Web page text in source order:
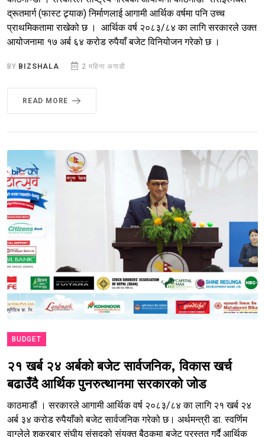
द्रूतमार्ग (फास्ट ट्र्याक) निर्माणलाई आगामी आर्थिक वर्षमा पनि उच्च
प्राथमिकतामा राखेको छ । आर्थिक वर्ष २०८३/८४ का लागि सरकारले उक्त
आयोजनामा १७ अर्ब ६४ करोड रुपैयाँ बजेट विनियोजन गरेको छ ।
BY BIZSHALA 2 महिना अगाडी
READ MORE
BUDGET
२१ खर्ब २४ अर्बको बजेट सार्वजनिक, विकास खर्च
बढाउँदै आर्थिक पुनरुत्थानमा सरकारको जोड
काठमाडौं । सरकारले आगामी आर्थिक वर्ष २०८३/८४ का लागि २१ खर्ब २४
अर्ब ३४ करोड रुपैयाँको बजेट सार्वजनिक गरेको छ। अर्थमन्त्री डा. स्वर्णिम
वाग्लेले शुक्रबार संघीय संसद्को संयुक्त बैठकमा बजेट प्रस्तुत गर्दै आर्थिक